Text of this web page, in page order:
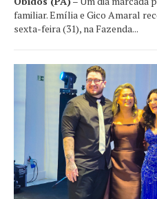
familiar. Emília e Gico Amaral
sexta-feira (31), na Fazenda...